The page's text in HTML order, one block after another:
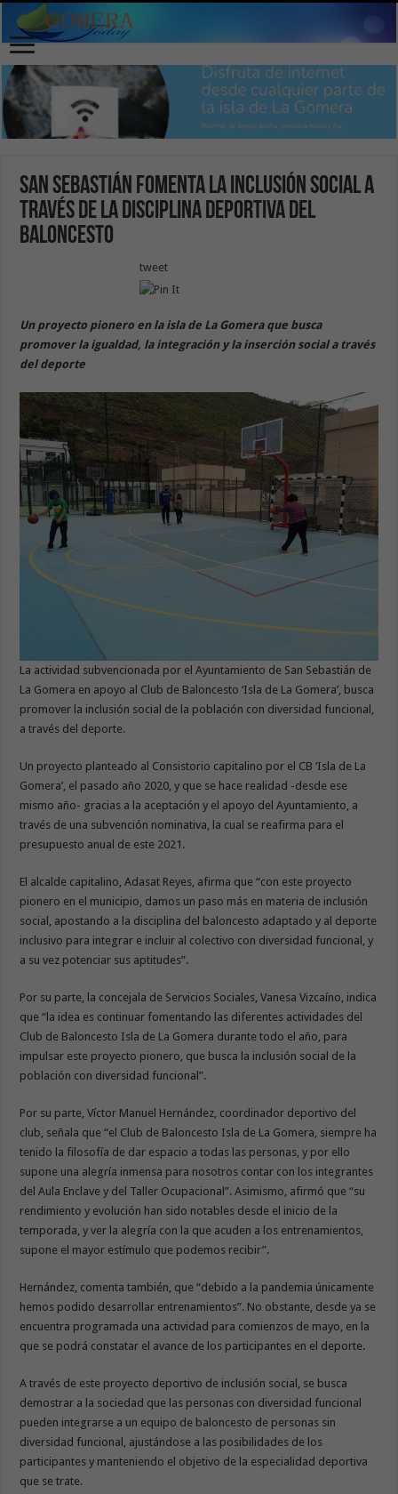
San Sebastián fomenta la inclusión social a
través de la disciplina deportiva del
baloncesto
tweet
Un proyecto pionero en la isla de La Gomera que busca
promover la igualdad, la integración y la inserción social a través
del deporte
La actividad subvencionada por el Ayuntamiento de San Sebastián de
La Gomera en apoyo al Club de Baloncesto ‘Isla de La Gomera’, busca
promover la inclusión social de la población con diversidad funcional,
a través del deporte.
Un proyecto planteado al Consistorio capitalino por el CB ‘Isla de La
Gomera’, el pasado año 2020, y que se hace realidad -desde ese
mismo año- gracias a la aceptación y el apoyo del Ayuntamiento, a
través de una subvención nominativa, la cual se reafirma para el
presupuesto anual de este 2021.
El alcalde capitalino, Adasat Reyes, afirma que “con este proyecto
pionero en el municipio, damos un paso más en materia de inclusión
social, apostando a la disciplina del baloncesto adaptado y al deporte
inclusivo para integrar e incluir al colectivo con diversidad funcional, y
a su vez potenciar sus aptitudes”.
Por su parte, la concejala de Servicios Sociales, Vanesa Vizcaíno, indica
que “la idea es continuar fomentando las diferentes actividades del
Club de Baloncesto Isla de La Gomera durante todo el año, para
impulsar este proyecto pionero, que busca la inclusión social de la
población con diversidad funcional”.
Por su parte, Víctor Manuel Hernández, coordinador deportivo del
club, señala que “el Club de Baloncesto Isla de La Gomera, siempre ha
tenido la filosofía de dar espacio a todas las personas, y por ello
supone una alegría inmensa para nosotros contar con los integrantes
del Aula Enclave y del Taller Ocupacional”. Asimismo, afirmó que “su
rendimiento y evolución han sido notables desde el inicio de la
temporada, y ver la alegría con la que acuden a los entrenamientos,
supone el mayor estímulo que podemos recibir”.
Hernández, comenta también, que “debido a la pandemia únicamente
hemos podido desarrollar entrenamientos”. No obstante, desde ya se
encuentra programada una actividad para comienzos de mayo, en la
que se podrá constatar el avance de los participantes en el deporte.
A través de este proyecto deportivo de inclusión social, se busca
demostrar a la sociedad que las personas con diversidad funcional
pueden integrarse a un equipo de baloncesto de personas sin
diversidad funcional, ajustándose a las posibilidades de los
participantes y manteniendo el objetivo de la especialidad deportiva
que se trate.